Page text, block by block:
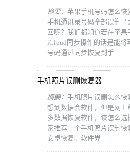
摘要： 苹果手机号码怎么恢
手机通讯录号码全部误删了
回呢？我们都知道若在苹果
iCloud同步操作的话是能将
号码通过同步恢复到手
手机照片误删恢复器
摘要： 手机照片误删怎么恢
想到数据会软件，但是网上
多数据恢复软件，该怎么选
家推荐一个手机照片误删
安卓恢复。软件界